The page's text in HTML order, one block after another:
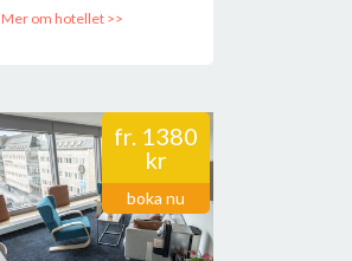
Mer om hotellet >>
fr. 1380
kr
boka nu